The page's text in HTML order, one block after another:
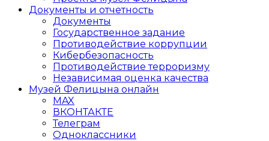
Документы и отчетность
Документы
Государственное задание
Противодействие коррупции
Кибер­безопасность
Противодействие терроризму
Независимая оценка качества
Музей Фелицына онлайн
MAX
ВКОНТАКТЕ
Телеграм
Одноклассники